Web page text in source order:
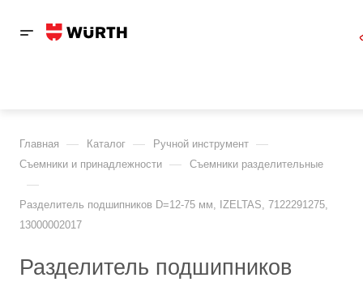
Главная — Каталог — Ручной инструмент —
Съемники и принадлежности — Съемники разделительные
—
Разделитель подшипников D=12-75 мм, IZELTAS, 7122291275,
13000002017
Разделитель подшипников